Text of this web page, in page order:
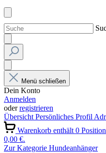
Menü schließen
Dein Konto
Anmelden
oderregistrieren
ÜbersichtPersönliches Profil
Warenkorb enthält 0
0,00 €.
Zur Kategorie Hundeanhänger